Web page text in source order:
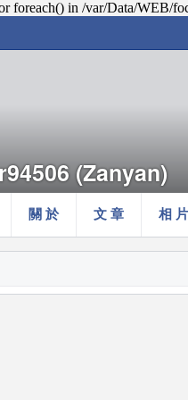
foreach() in /var/Data/WEB/
關 於 文 章 相 片
(Zanyan)